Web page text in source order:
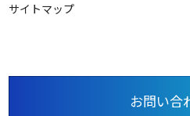
サイトマップ
お問い合